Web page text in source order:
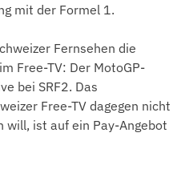
mit der Formel 1.
Fernsehen die
Free-TV: Der MotoGP-
bei SRF2. Das
Free-TV dagegen nicht
will, ist auf ein Pay-Angebot